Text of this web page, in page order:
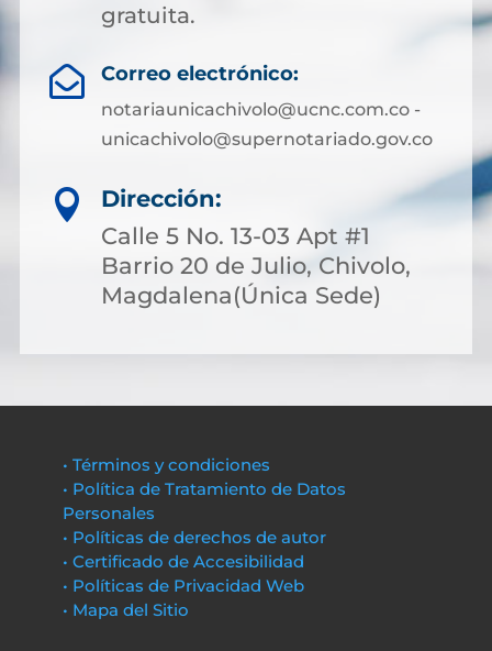
gratuita.
 Correo electrónico:
notariaunicachivolo@ucnc.com.co -
unicachivolo@supernotariado.gov.co

Dirección:
Calle 5 No. 13-03 Apt #1
Barrio 20 de Julio, Chivolo,
Magdalena(Única Sede)
• Términos y condiciones
• Política de Tratamiento de Datos
Personales
• Políticas de derechos de autor
• Certificado de Accesibilidad
• Políticas de Privacidad Web
• Mapa del Sitio